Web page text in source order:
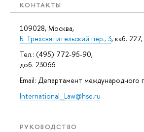
КОНТАКТЫ
109028, Москва,
Б. Трехсвятительский пер., 3, каб.
Тел.: (495) 772-95-90,
доб. 23066
Email: Департамент международного
International_Law@hse.ru
РУКОВОДСТВО